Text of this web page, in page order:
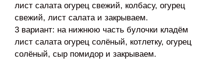
лист салата огурец свежий, колбасу, огурец
свежий, лист салата и закрываем.
3 вариант: на нижнюю часть булочки кладём
лист салата огурец солёный, котлетку, огурец
солёный, сыр помидор и закрываем.